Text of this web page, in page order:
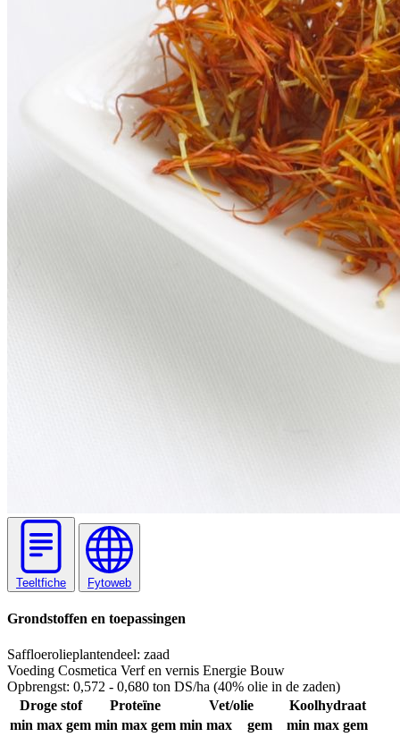
Teeltfiche Fytoweb
Grondstoffen en toepassingen
Saffloerolieplantendeel: zaad
Voeding Cosmetica Verf en vernis Energie Bouw
Opbrengst: 0,572 - 0,680 ton DS/ha (40% olie in de zaden)
Droge stof
Proteïne Vet/olie
Koolhydraat
min max gem min max gem min max gem min max gem